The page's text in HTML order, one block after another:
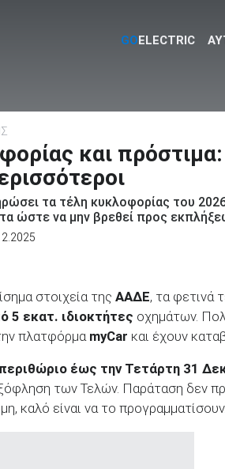
GOELECTRIC
Βρες τα
το!
και
τα τέλη κυκλοφορίας του
ώστε να μην βρεθεί προς
στοιχεία της ΑΑΔΕ, τα φετινά
5 εκατ. ιδιοκτήτες οχημάτων.
πλατφόρμα myCar και έχουν
έως την Τετάρτη 31
των Τελών. Παράταση δεν
καλό είναι να το προγραμματίσουν.